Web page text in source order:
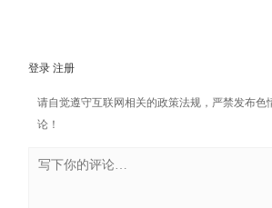
登录 注册
请自觉遵守互联网相关的政策法规，严禁发布色
论！